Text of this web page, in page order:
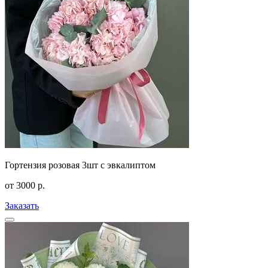
Гортензия розовая 3шт с эвкалиптом
от 3000 р.
Заказать